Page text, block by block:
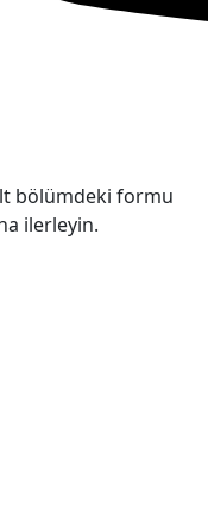
bölümdeki formu
ilerleyin.